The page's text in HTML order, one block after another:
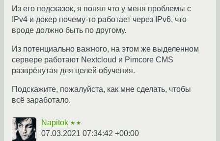
Из его подсказок, я понял что у меня проблемы с
IPv4 и докер почему-то работает через IPv6, что
вроде должно быть по другому.
Из потенциально важного, на этом же выделенном
сервере работают Nextcloud и Pimcore CMS
разврёнутая для целей обучения.
Подскажите, пожалуйста, как мне сделать, чтобы
всё заработало.
Napitok ★★
07.03.2021 07:34:42 +00:00